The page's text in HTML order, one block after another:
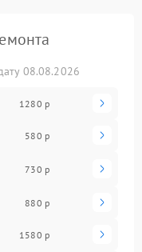
08.08.2026
1280 р
580 р
730 р
880 р
1580 р